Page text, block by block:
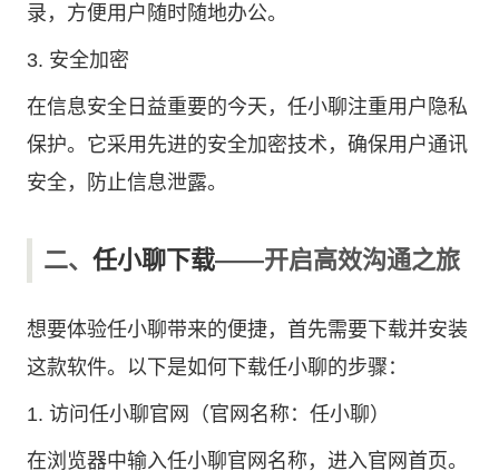
录，方便用户随时随地办公。
3. 安全加密
在信息安全日益重要的今天，任小聊注重用户隐私
保护。它采用先进的安全加密技术，确保用户通讯
安全，防止信息泄露。
二、 任小聊下载——开启高效沟通之旅
想要体验任小聊带来的便捷，首先需要下载并安装
这款软件。以下是如何下载任小聊的步骤：
1. 访问 任小聊官网 （官网名称：任小聊）
在浏览器中输入任小聊官网名称，进入官网首页。